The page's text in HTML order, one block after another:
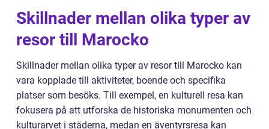
Skillnader mellan olika typer av
resor till Marocko
Skillnader mellan olika typer av resor till Marocko kan
vara kopplade till aktiviteter, boende och specifika
platser som besöks. Till exempel, en kulturell resa kan
fokusera på att utforska de historiska monumenten och
kulturarvet i städerna, medan en äventyrsresa kan